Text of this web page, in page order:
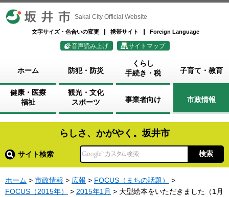
坂井市 Sakai City Official Website
文字サイズ・色合いの変更 携帯サイト Foreign Language
音声読み上げ サイトマップ
ホーム 防犯・防災
くらし
手続き・税
子育て・教育
健康・医療
福祉
観光・文化
スポーツ
事業者向け 市政情報
らしさ、かがやく。坂井市
サイト検索
ホーム > 市政情報 > 広報 > FOCUS（まちの話題）
>
FOCUS（2015年）
> 2015年1月 > 大型絵本をいただきました（1月